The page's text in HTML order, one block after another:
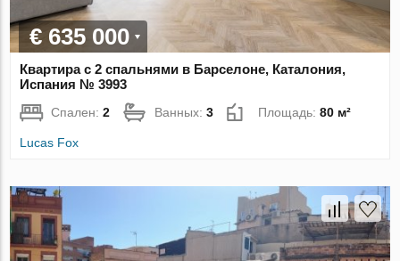
€ 635 000
Квартира с 2 спальнями в Барселоне, Каталония,
Испания № 3993
Спален:2 Ванных:3 Площадь:80 м²
Lucas Fox